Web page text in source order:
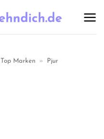
Top Marken » Pjur